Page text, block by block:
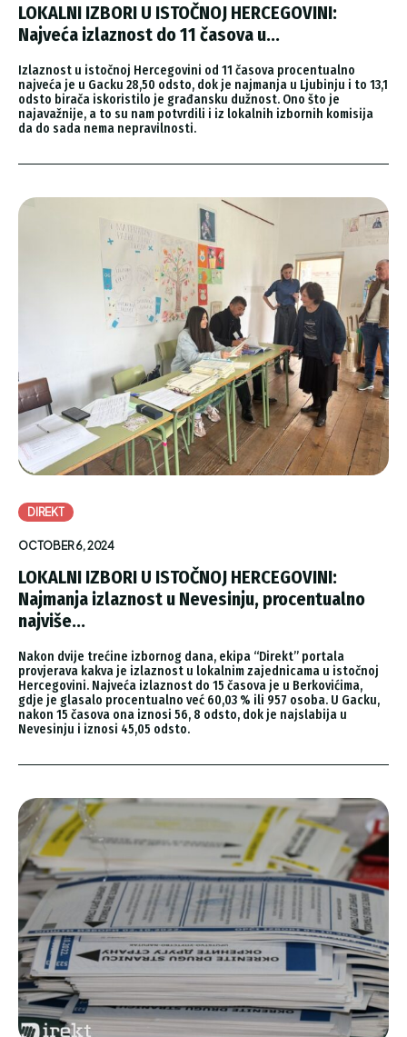
LOKALNI IZBORI U ISTOČNOJ HERCEGOVINI:
Najveća izlaznost do 11 časova u...
Izlaznost u istočnoj Hercegovini od 11 časova procentualno
najveća je u Gacku 28,50 odsto, dok je najmanja u Ljubinju i to 13,1
odsto birača iskoristilo je građansku dužnost. Ono što je
najavažnije, a to su nam potvrdili i iz lokalnih izbornih komisija
da do sada nema nepravilnosti.
DIREKT
OCTOBER 6, 2024
LOKALNI IZBORI U ISTOČNOJ HERCEGOVINI:
Najmanja izlaznost u Nevesinju, procentualno
najviše...
Nakon dvije trećine izbornog dana, ekipa “Direkt” portala
provjerava kakva je izlaznost u lokalnim zajednicama u istočnoj
Hercegovini. Najveća izlaznost do 15 časova je u Berkovićima,
gdje je glasalo procentualno već 60,03 % ili 957 osoba. U Gacku,
nakon 15 časova ona iznosi 56, 8 odsto, dok je najslabija u
Nevesinju i iznosi 45,05 odsto.